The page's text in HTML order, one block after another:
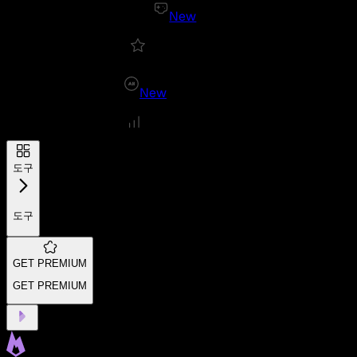
New
New
도구
도구
GET PREMIUM
GET PREMIUM